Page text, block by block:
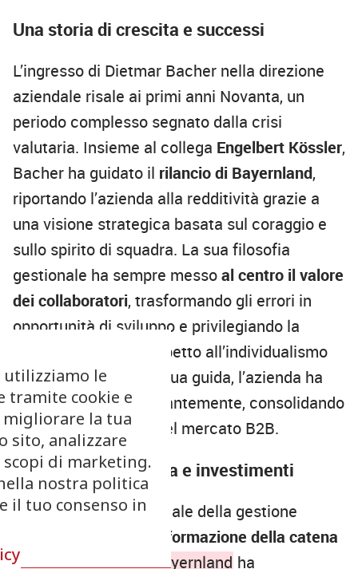
Una storia di crescita e successi
L’ingresso di Dietmar Bacher nella direzione
aziendale risale ai primi anni Novanta, un
periodo complesso segnato dalla crisi
valutaria. Insieme al collega Engelbert Kössler,
Bacher ha guidato il rilancio di Bayernland,
riportando l’azienda alla redditività grazie a
una visione strategica basata sul coraggio e
sullo spirito di squadra. La sua filosofia
gestionale ha sempre messoal centro il valore
dei collaboratori, trasformando gli errori in
opportunità di sviluppo e privilegiando la
sinergia aziendale rispetto all’individualismo
dirigenziale. Sotto la sua guida, l’azienda ha
saputo evolversi costantemente, consolidando
la propria posizione nel mercato B2B.
Innovazione logistica e investimenti
Un pilastro fondamentale della gestione
trasformazione della catena
logistica. Nel 1997,Bayernland ha
le
tramite cookie e
la tua
sito, analizzare
di marketing.
nostra politica
il tuo consenso in